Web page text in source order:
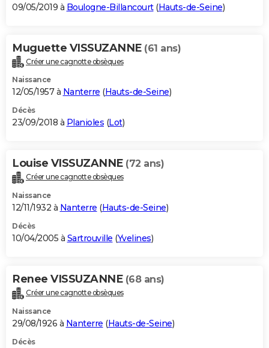
09/05/2019 à Boulogne-Billancourt(Hauts-de-Seine)
Muguette VISSUZANNE (61 ans)
Créer une cagnotte obsèques
Naissance
12/05/1957 à Nanterre (Hauts-de-Seine)
Décès
23/09/2018 à Planioles (Lot)
Louise VISSUZANNE (72 ans)
Créer une cagnotte obsèques
Naissance
12/11/1932 à Nanterre (Hauts-de-Seine)
Décès
10/04/2005 à Sartrouville (Yvelines)
Renee VISSUZANNE (68 ans)
Créer une cagnotte obsèques
Naissance
29/08/1926 à Nanterre (Hauts-de-Seine)
Décès